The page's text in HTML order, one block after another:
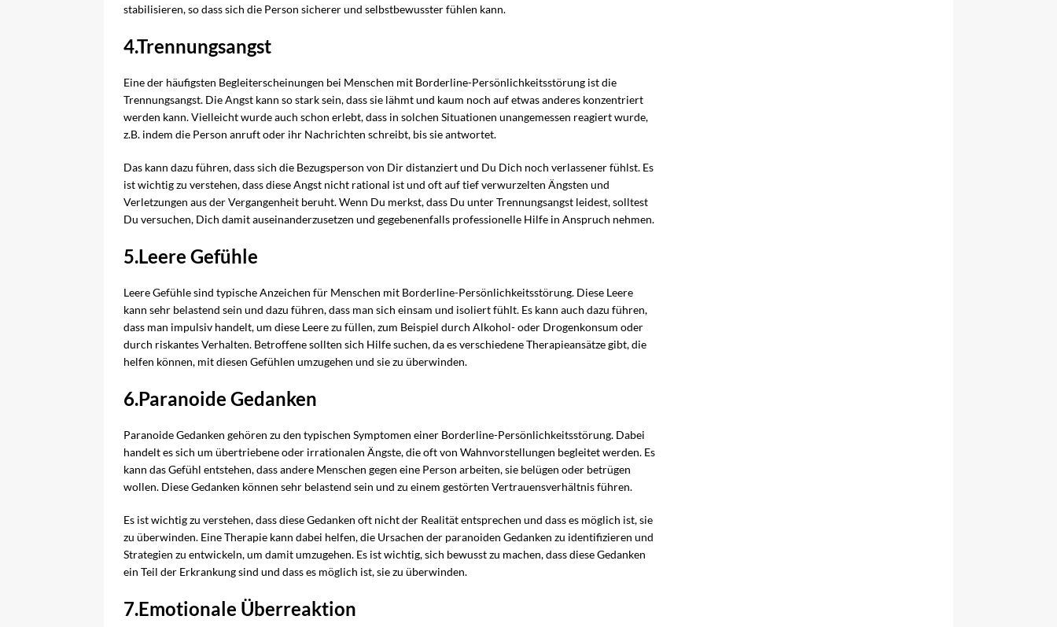
stabilisieren, so dass sich die Person sicherer und selbstbewusster fühlen kann.
4.Trennungsangst
Eine der häufigsten Begleiterscheinungen bei Menschen mit Borderline-Persönlichkeitsstörung ist die
Trennungsangst. Die Angst kann so stark sein, dass sie lähmt und kaum noch auf etwas anderes konzentriert
werden kann. Vielleicht wurde auch schon erlebt, dass in solchen Situationen unangemessen reagiert wurde,
z.B. indem die Person anruft oder ihr Nachrichten schreibt, bis sie antwortet.
Das kann dazu führen, dass sich die Bezugsperson von Dir distanziert und Du Dich noch verlassener fühlst. Es
ist wichtig zu verstehen, dass diese Angst nicht rational ist und oft auf tief verwurzelten Ängsten und
Verletzungen aus der Vergangenheit beruht. Wenn Du merkst, dass Du unter Trennungsangst leidest, solltest
Du versuchen, Dich damit auseinanderzusetzen und gegebenenfalls professionelle Hilfe in Anspruch nehmen.
5.Leere Gefühle
Leere Gefühle sind typische Anzeichen für Menschen mit Borderline-Persönlichkeitsstörung. Diese Leere
kann sehr belastend sein und dazu führen, dass man sich einsam und isoliert fühlt. Es kann auch dazu führen,
dass man impulsiv handelt, um diese Leere zu füllen, zum Beispiel durch Alkohol- oder Drogenkonsum oder
durch riskantes Verhalten. Betroffene sollten sich Hilfe suchen, da es verschiedene Therapieansätze gibt, die
helfen können, mit diesen Gefühlen umzugehen und sie zu überwinden.
6.Paranoide Gedanken
Paranoide Gedanken gehören zu den typischen Symptomen einer Borderline-Persönlichkeitsstörung. Dabei
handelt es sich um übertriebene oder irrationalen Ängste, die oft von Wahnvorstellungen begleitet werden. Es
kann das Gefühl entstehen, dass andere Menschen gegen eine Person arbeiten, sie belügen oder betrügen
wollen. Diese Gedanken können sehr belastend sein und zu einem gestörten Vertrauensverhältnis führen.
Es ist wichtig zu verstehen, dass diese Gedanken oft nicht der Realität entsprechen und dass es möglich ist, sie
zu überwinden. Eine Therapie kann dabei helfen, die Ursachen der paranoiden Gedanken zu identifizieren und
Strategien zu entwickeln, um damit umzugehen. Es ist wichtig, sich bewusst zu machen, dass diese Gedanken
ein Teil der Erkrankung sind und dass es möglich ist, sie zu überwinden.
7.Emotionale Überreaktion